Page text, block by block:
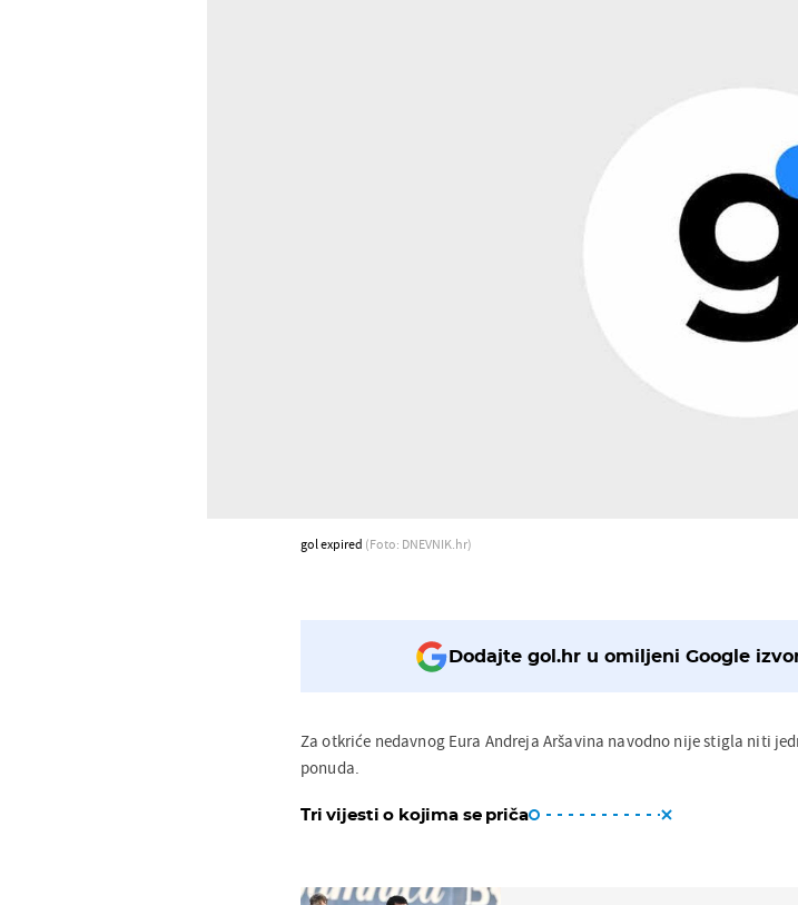
gol expired (Foto: DNEVNIK.hr)
Dodajte gol.hr u omiljeni Google
Za otkriće nedavnog Eura Andreja Aršavina navodno nije stigla niti
ponuda.
Tri vijesti o kojima se priča